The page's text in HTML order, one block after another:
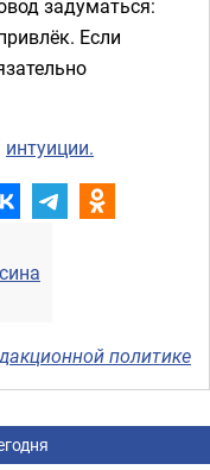
задуматься:
Если
интуиции.
политике